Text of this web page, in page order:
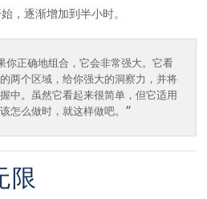
，逐渐增加到半小时。
你正确地组合，它会非常强大。它看
两个区域，给你强大的洞察力，并将
中。虽然它看起来很简单，但它适用
限